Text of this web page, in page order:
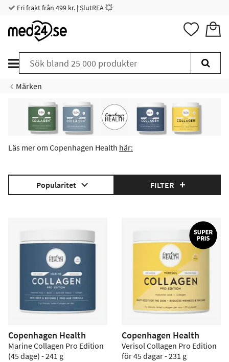
Fri frakt från 499 kr. | SlutREA 💥
Märken
Läs mer om Copenhagen Health här:
Popularitet FILTER
Copenhagen Health
Marine Collagen Pro Edition
(45 dage) - 241 g
Copenhagen Health
Verisol Collagen Pro Edition
för 45 dagar - 231 g